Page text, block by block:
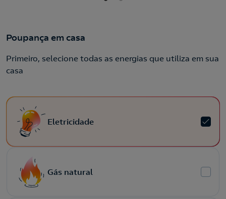
Poupança em casa
Primeiro, selecione todas as energias que utiliza em sua
casa
Eletricidade
Gás natural